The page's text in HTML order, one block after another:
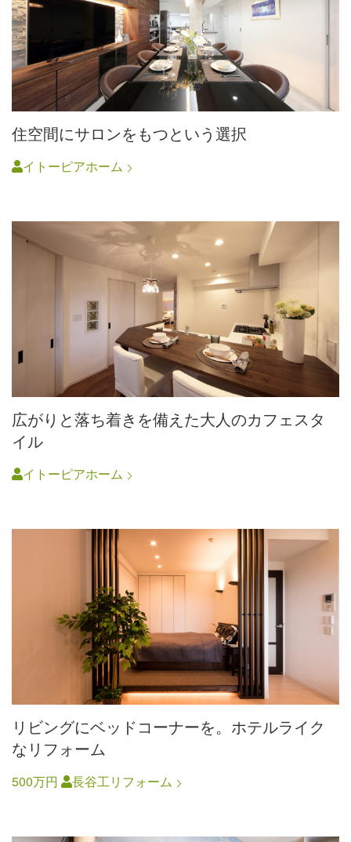
住空間にサロンをもつという選択
イトーピアホーム
広がりと落ち着きを備えた大人のカフェスタ
イル
イトーピアホーム
リビングにベッドコーナーを。ホテルライク
なリフォーム
500万円 長谷工リフォーム